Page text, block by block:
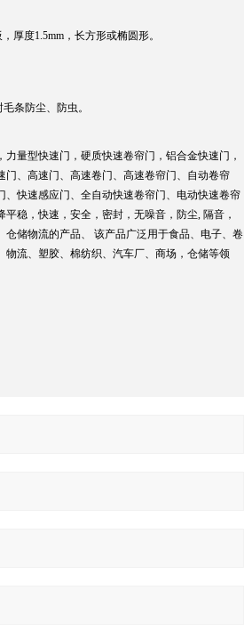
厚度1.5mm，长方形或椭圆形。
条防尘、防虫。
量型快速门，硬质快速卷帘门，铝合金快速门，
、高速门、高速卷门、高速卷帘门、自动卷帘
快速感应门、全自动快速卷帘门、电动快速卷帘
稳，快速，安全，密封，无噪音，防尘, 隔音，
储物流的产品、 该产品广泛用于食品、电子、卷
流、塑胶、棉纺织、汽车厂、商场，仓储等领